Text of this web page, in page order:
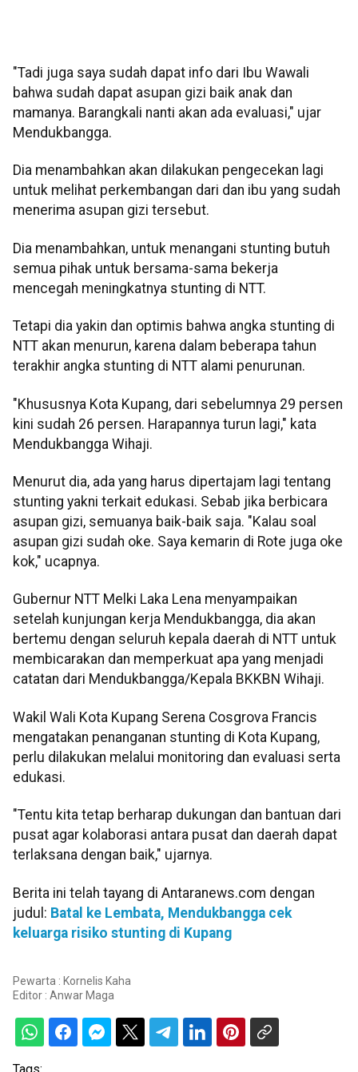
"Tadi juga saya sudah dapat info dari Ibu Wawali
bahwa sudah dapat asupan gizi baik anak dan
mamanya. Barangkali nanti akan ada evaluasi," ujar
Mendukbangga.
Dia menambahkan akan dilakukan pengecekan lagi
untuk melihat perkembangan dari dan ibu yang sudah
menerima asupan gizi tersebut.
Dia menambahkan, untuk menangani stunting butuh
semua pihak untuk bersama-sama bekerja
mencegah meningkatnya stunting di NTT.
Tetapi dia yakin dan optimis bahwa angka stunting di
NTT akan menurun, karena dalam beberapa tahun
terakhir angka stunting di NTT alami penurunan.
"Khususnya Kota Kupang, dari sebelumnya 29 persen
kini sudah 26 persen. Harapannya turun lagi," kata
Mendukbangga Wihaji.
Menurut dia, ada yang harus dipertajam lagi tentang
stunting yakni terkait edukasi. Sebab jika berbicara
asupan gizi, semuanya baik-baik saja. "Kalau soal
asupan gizi sudah oke. Saya kemarin di Rote juga oke
kok," ucapnya.
Gubernur NTT Melki Laka Lena menyampaikan
setelah kunjungan kerja Mendukbangga, dia akan
bertemu dengan seluruh kepala daerah di NTT untuk
membicarakan dan memperkuat apa yang menjadi
catatan dari Mendukbangga/Kepala BKKBN Wihaji.
Wakil Wali Kota Kupang Serena Cosgrova Francis
mengatakan penanganan stunting di Kota Kupang,
perlu dilakukan melalui monitoring dan evaluasi serta
edukasi.
"Tentu kita tetap berharap dukungan dan bantuan dari
pusat agar kolaborasi antara pusat dan daerah dapat
terlaksana dengan baik," ujarnya.
Berita ini telah tayang di Antaranews.com dengan
judul: Batal ke Lembata, Mendukbangga cek
keluarga risiko stunting di Kupang
Pewarta : Kornelis Kaha
Editor : Anwar Maga